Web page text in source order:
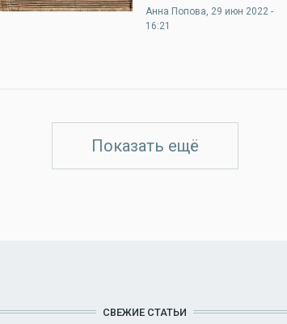
Анна Попова, 29 июн 2022 -
16:21
Показать ещё
СВЕЖИЕ СТАТЬИ